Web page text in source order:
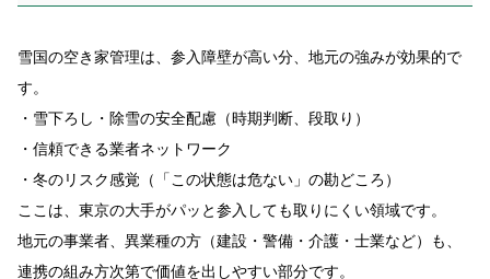
雪国の空き家管理は、参入障壁が高い分、地元の強みが効果的で
す。
・雪下ろし・除雪の安全配慮（時期判断、段取り）
・信頼できる業者ネットワーク
・冬のリスク感覚（「この状態は危ない」の勘どころ）
ここは、東京の大手がパッと参入しても取りにくい領域です。
地元の事業者、異業種の方（建設・警備・介護・士業など）も、
連携の組み方次第で価値を出しやすい部分です。